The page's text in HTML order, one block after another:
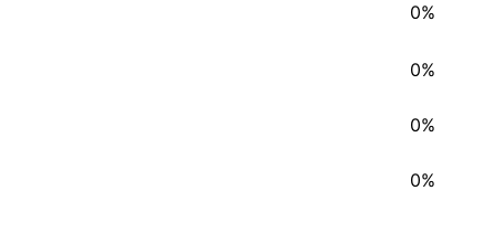
0%
0%
0%
0%